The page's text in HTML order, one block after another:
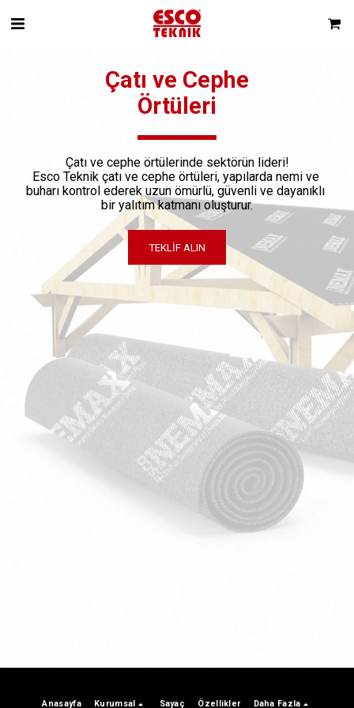
Çatı ve Cephe
Örtüleri
Çatı ve cephe örtülerinde sektörün lideri!
Esco Teknik çatı ve cephe örtüleri, yapılarda nemi ve
buharı kontrol ederek uzun ömürlü, güvenli ve dayanıklı
bir yalıtım katmanı oluşturur.
TEKLIF ALIN
Anasayfa Kurumsal Sayaç Özellikler Daha Fazla